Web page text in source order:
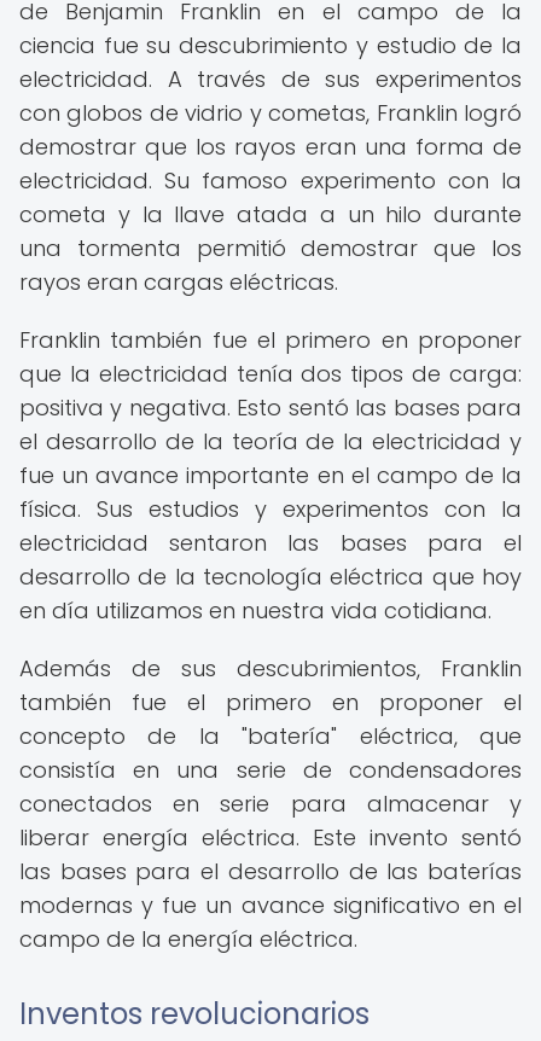
de Benjamin Franklin en el campo de la
ciencia fue su descubrimiento y estudio de la
electricidad. A través de sus experimentos
con globos de vidrio y cometas, Franklin logró
demostrar que los rayos eran una forma de
electricidad. Su famoso experimento con la
cometa y la llave atada a un hilo durante
una tormenta permitió demostrar que los
rayos eran cargas eléctricas.
Franklin también fue el primero en proponer
que la electricidad tenía dos tipos de carga:
positiva y negativa. Esto sentó las bases para
el desarrollo de la teoría de la electricidad y
fue un avance importante en el campo de la
física. Sus estudios y experimentos con la
electricidad sentaron las bases para el
desarrollo de la tecnología eléctrica que hoy
en día utilizamos en nuestra vida cotidiana.
Además de sus descubrimientos, Franklin
también fue el primero en proponer el
concepto de la "batería" eléctrica, que
consistía en una serie de condensadores
conectados en serie para almacenar y
liberar energía eléctrica. Este invento sentó
las bases para el desarrollo de las baterías
modernas y fue un avance significativo en el
campo de la energía eléctrica.
Inventos revolucionarios